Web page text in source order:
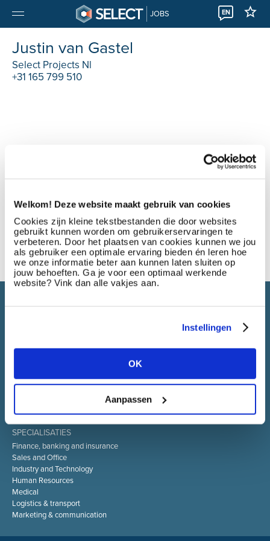
Welkom! Deze website maakt gebruik van cookies
Cookies zijn kleine tekstbestanden die door websites
gebruikt kunnen worden om gebruikerservaringen te
verbeteren. Door het plaatsen van cookies kunnen we jou
als gebruiker een optimale ervaring bieden én leren hoe
we onze informatie beter aan kunnen laten sluiten op
jouw behoeften. Ga je voor een optimaal werkende
website? Vink dan alle vakjes aan.
Instellingen
OK
Aanpassen
JOBS EN
Justin van Gastel
Select Projects Nl
+31 165 799 510
Current jobs and vacancies
SPECIALISATIES
Finance, banking and insurance
Sales and Office
Industry and Technology
Human Resources
Medical
Logistics & transport
Marketing & communication